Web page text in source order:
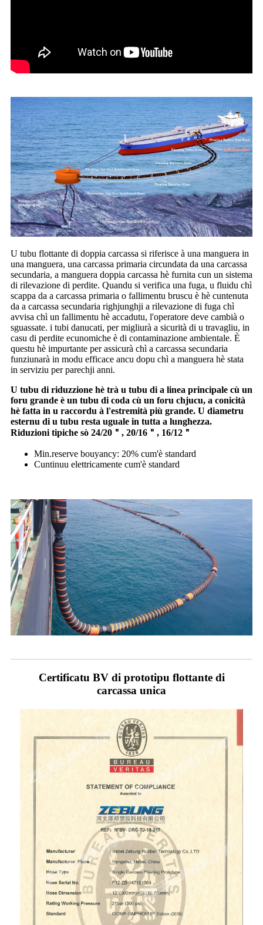
U tubu flottante di doppia carcassa si riferisce à una manguera in
una manguera, una carcassa primaria circundata da una carcassa
secundaria, a manguera doppia carcassa hè furnita cun un sistema
di rilevazione di perdite. Quandu si verifica una fuga, u fluidu chì
scappa da a carcassa primaria o fallimentu bruscu è hè cuntenuta
da a carcassa secundaria righjunghji a rilevazione di fuga chì
avvisa chì un fallimentu hè accadutu, l'operatore deve cambià o
sguassate. i tubi danucati, per migliurà a sicurità di u travagliu, in
casu di perdite ecunomiche è di contaminazione ambientale. È
questu hè impurtante per assicurà chì a carcassa secundaria
funziunarà in modu efficace ancu dopu chì a manguera hè stata
in serviziu per parechji anni.
U tubu di riduzzione hè trà u tubu di a linea principale cù un
foru grande è un tubu di coda cù un foru chjucu, a conicità
hè fatta in u raccordu à l'estremità più grande. U diametru
esternu di u tubu resta uguale in tutta a lunghezza.
Riduzioni tipiche sò 24/20＂, 20/16＂, 16/12＂
Min.reserve bouyancy: 20% cum'è standard
Cuntinuu elettricamente cum'è standard
Certificatu BV di prototipu flottante di
carcassa unica